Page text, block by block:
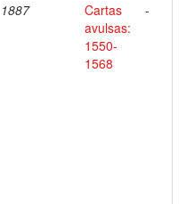
1887
Cartas
avulsas:
1550-
1568
-